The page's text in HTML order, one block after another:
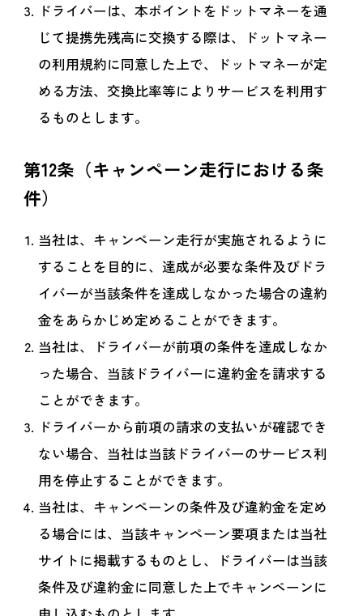
ドライバーは、本ポイントをドットマネーを通
じて提携先残高に交換する際は、ドットマネー
の利用規約に同意した上で、ドットマネーが定
める方法、交換比率等によりサービスを利用す
るものとします。
第12条（キャンペーン走行における条
件）
当社は、キャンペーン走行が実施されるように
することを目的に、達成が必要な条件及びドラ
イバーが当該条件を達成しなかった場合の違約
金をあらかじめ定めることができます。
当社は、ドライバーが前項の条件を達成しなか
った場合、当該ドライバーに違約金を請求する
ことができます。
ドライバーから前項の請求の支払いが確認でき
ない場合、当社は当該ドライバーのサービス利
用を停止することができます。
当社は、キャンペーンの条件及び違約金を定め
る場合には、当該キャンペーン要項または当社
サイトに掲載するものとし、ドライバーは当該
条件及び違約金に同意した上でキャンペーンに